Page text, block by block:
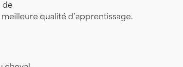
de
qualité d’apprentissage.